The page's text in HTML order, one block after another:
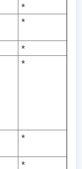
*
*
*
*
*
*